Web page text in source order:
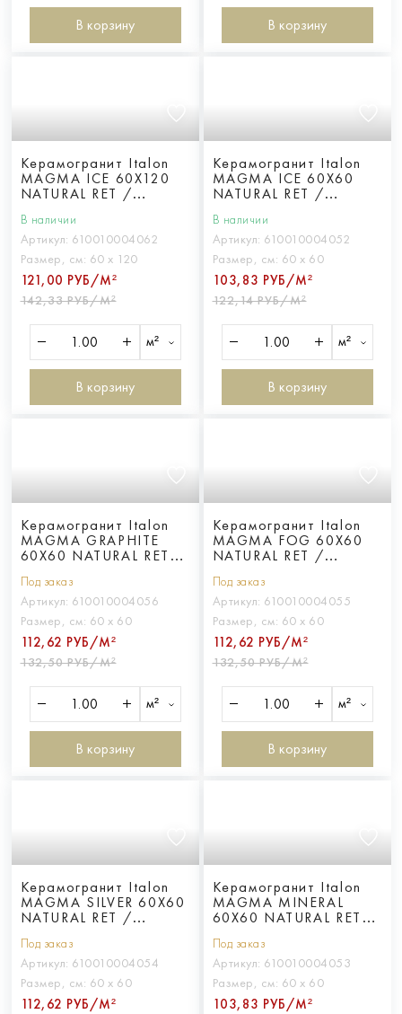
В корзину В корзину
Керамогранит Italon
MAGMA ICE 60X120
NATURAL RET /
НАТ. ретт.
В наличии
Артикул: 610010004062
Размер, см: 60 х 120
121,00 РУБ/М²
142,33 РУБ/М²
м²
В корзину
Керамогранит Italon
MAGMA ICE 60X60
NATURAL RET /
НАТ. ретт.
В наличии
Артикул: 610010004052
Размер, см: 60 х 60
103,83 РУБ/М²
122,14 РУБ/М²
м²
В корзину
Керамогранит Italon
MAGMA GRAPHITE
60X60 NATURAL RET /
60X60 НАТ. ретт.
Под заказ
Артикул: 610010004056
Размер, см: 60 х 60
112,62 РУБ/М²
132,50 РУБ/М²
м²
В корзину
Керамогранит Italon
MAGMA FOG 60X60
NATURAL RET /
НАТ. ретт.
Под заказ
Артикул: 610010004055
Размер, см: 60 х 60
112,62 РУБ/М²
132,50 РУБ/М²
м²
В корзину
Керамогранит Italon
MAGMA SILVER 60X60
NATURAL RET /
60X60 НАТ. ретт.
Под заказ
Артикул: 610010004054
Размер, см: 60 х 60
112,62 РУБ/М²
Керамогранит Italon
MAGMA MINERAL
60X60 NATURAL RET /
60X60 НАТ. ретт.
Под заказ
Артикул: 610010004053
Размер, см: 60 х 60
103,83 РУБ/М²